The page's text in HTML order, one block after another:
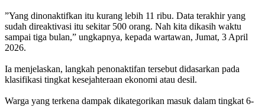
‎”Yang dinonaktifkan itu kurang lebih 11 ribu. Data terakhir yang
sudah direaktivasi itu sekitar 500 orang. Nah kita dikasih waktu
sampai tiga bulan,” ungkapnya, kepada wartawan, Jumat, 3 April
2026.
‎Ia menjelaskan, langkah penonaktifan tersebut didasarkan pada
klasifikasi tingkat kesejahteraan ekonomi atau desil.
‎Warga yang terkena dampak dikategorikan masuk dalam tingkat 6-